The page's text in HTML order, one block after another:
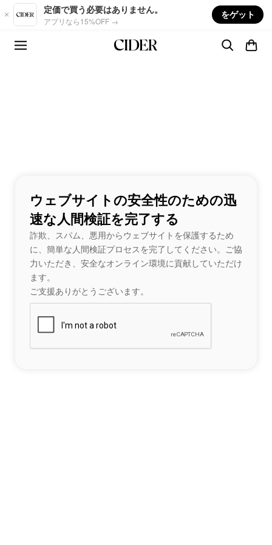
Skip to main content
定価で買う必要はありません。
アプリなら15%OFF →
をゲット
ウェブサイトの安全性のための迅
速な人間検証を完了する
詐欺、スパム、悪用からウェブサイトを保護するため
に、簡単な人間検証プロセスを完了してください。ご協
力いただき、安全なオンライン環境に貢献していただけ
ます。
ご支援ありがとうございます。